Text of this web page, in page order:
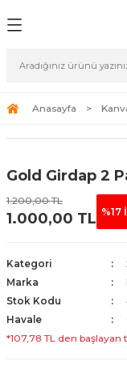
Tablolar
Tablolar
Tablolar
Sanat
Anasayfa
Gold Girdap 2
1.200,00 TL
1.000,00 TL %17
Kategori
Marka
Stok Kodu
Havale
*107,78 TL den başlayan